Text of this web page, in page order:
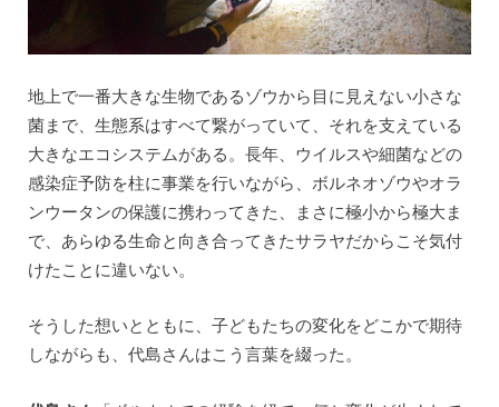
地上で一番大きな生物であるゾウから目に見えない小さな
菌まで、生態系はすべて繋がっていて、それを支えている
大きなエコシステムがある。長年、ウイルスや細菌などの
感染症予防を柱に事業を行いながら、ボルネオゾウやオラ
ンウータンの保護に携わってきた、まさに極小から極大ま
で、あらゆる生命と向き合ってきたサラヤだからこそ気付
けたことに違いない。
そうした想いとともに、子どもたちの変化をどこかで期待
しながらも、代島さんはこう言葉を綴った。